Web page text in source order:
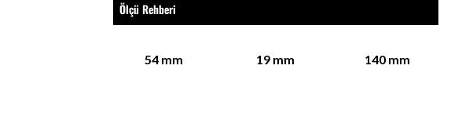
Ölçü Rehberi
54 mm 19 mm 140mm